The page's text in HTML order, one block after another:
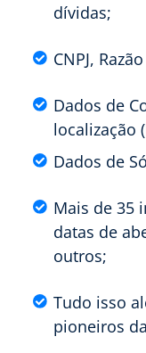
dívidas;
CNPJ,
Dados de
localização
Dados de
Mais de 35
datas de
outros;
Tudo isso
pioneiros